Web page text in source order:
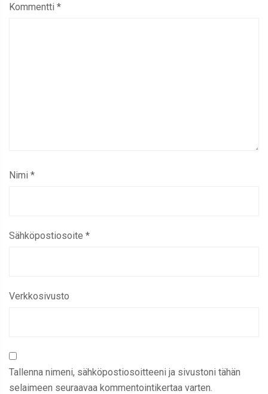
Kommentti *
Nimi *
Sähköpostiosoite *
Verkkosivusto
Tallenna nimeni, sähköpostiosoitteeni ja sivustoni tähän
selaimeen seuraavaa kommentointikertaa varten.